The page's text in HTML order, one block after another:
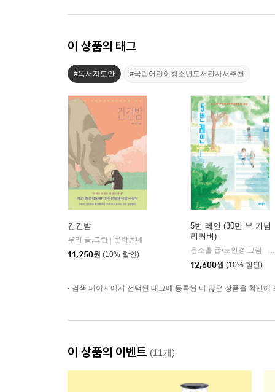
이 상품의 태그
#독서지도안 #국립어린이청소년도서관사서추천
긴긴밤
루리 글,그림
문학동네
11,250원 (10% 할인)
5번 레인 (30만 부 기념
리커버)
은소홀 글/노인경 그림
12,600원 (10% 할인)
검색 페이지에서 선택된 태그에 등록된 더 많은 상품을 확인해
이 상품의 이벤트 (11개)